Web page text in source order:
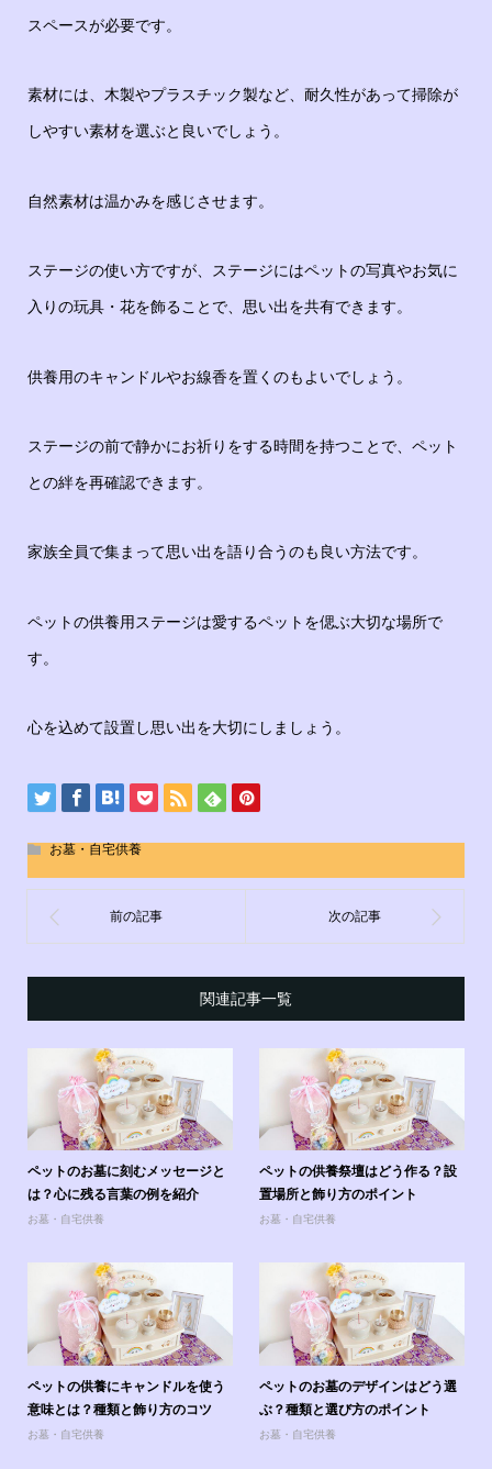
スペースが必要です。
素材には、木製やプラスチック製など、耐久性があって掃除が
しやすい素材を選ぶと良いでしょう。
自然素材は温かみを感じさせます。
ステージの使い方ですが、ステージにはペットの写真やお気に
入りの玩具・花を飾ることで、思い出を共有できます。
供養用のキャンドルやお線香を置くのもよいでしょう。
ステージの前で静かにお祈りをする時間を持つことで、ペット
との絆を再確認できます。
家族全員で集まって思い出を語り合うのも良い方法です。
ペットの供養用ステージは愛するペットを偲ぶ大切な場所で
す。
心を込めて設置し思い出を大切にしましょう。
お墓・自宅供養
関連記事一覧
ペットのお墓に刻むメッセージと
は？心に残る言葉の例を紹介
お墓・自宅供養
ペットの供養祭壇はどう作る？設
置場所と飾り方のポイント
お墓・自宅供養
ペットの供養にキャンドルを使う
意味とは？種類と飾り方のコツ
お墓・自宅供養
ペットのお墓のデザインはどう選
ぶ？種類と選び方のポイント
お墓・自宅供養